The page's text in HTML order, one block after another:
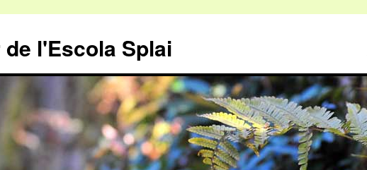
l'Escola Splai